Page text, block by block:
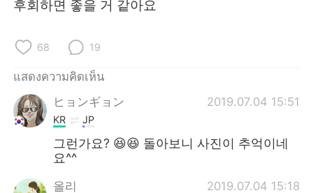
후회하면 좋을 거 같아요
68 19
แสดงความคิดเห็น
ヒョンギョン
2019.07.04 15:51
KR JP
그런가요? 😆😆 돌아보니 사진이 추억이네
요^^
올리 2019.07.04 15:18